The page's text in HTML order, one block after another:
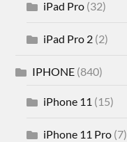
iPad Pro (32)
iPad Pro 2 (2)
IPHONE (840)
iPhone 11 (15)
iPhone 11 Pro (7)